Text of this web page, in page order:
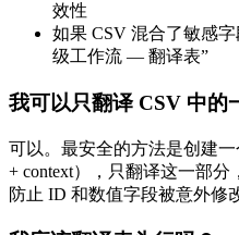
效性
如果 CSV 混合了敏感
级工作流 — 翻译表”
我可以只翻译 CSV 中的
可以。最安全的方法是创建一
+ context），只翻译这一部
防止 ID 和数值字段被意外修